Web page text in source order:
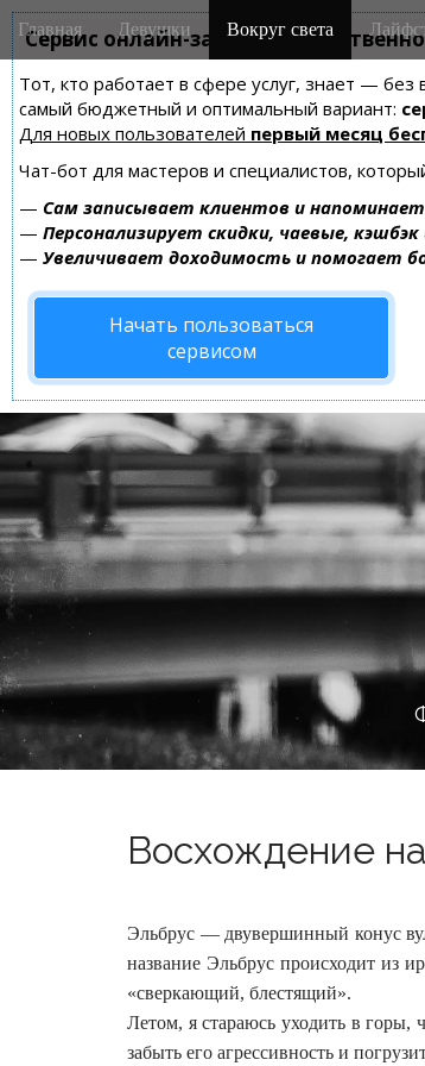
Сервис онлайн-записи на
Тот, кто работает в сфере услуг, знает —
самый бюджетный и оптимальный вариант:
Для новых пользователей первый месяц
Чат-бот для мастеров и специалистов,
— Сам записывает клиентов и
— Персонализирует скидки, чаевые,
— Увеличивает доходимость и помогает
Начать пользоваться
сервисом
M
a
n
m
e
n
u
i
Главная Девушки Вокруг света
Восхождение
Эльбрус — двувершинный конус
название Эльбрус происходит из
«сверкающий, блестящий».
Летом, я стараюсь уходить в горы,
забыть его агрессивность и